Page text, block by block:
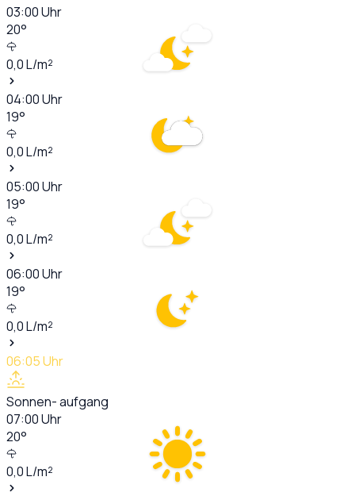
03:00Uhr
20°
0,0L/m²
04:00Uhr
19°
0,0L/m²
05:00Uhr
19°
0,0L/m²
06:00Uhr
19°
0,0L/m²
06:05Uhr
Sonnen- aufgang
07:00Uhr
20°
0,0L/m²